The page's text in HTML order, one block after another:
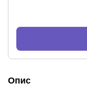
Опис